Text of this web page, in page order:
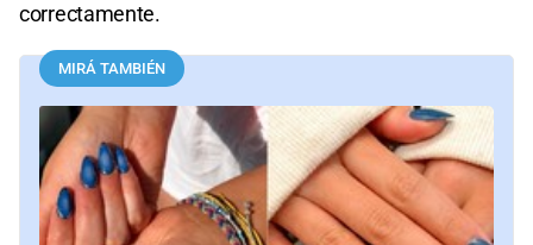
correctamente.
MIRÁ TAMBIÉN